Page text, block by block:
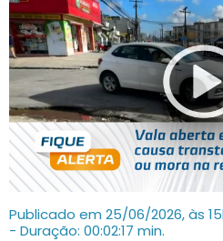
Publicado em 25/06/2026, às
- Duração: 00:02:17 min.